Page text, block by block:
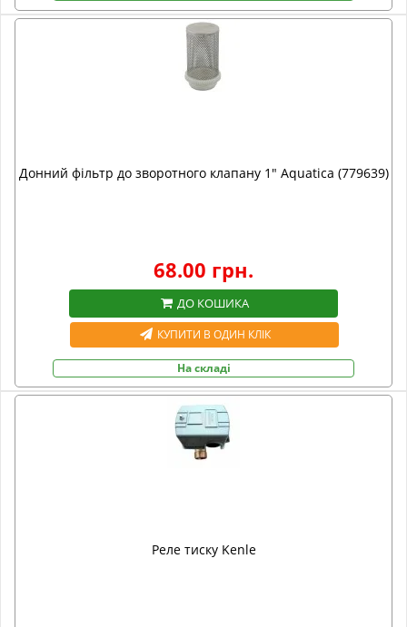
Донний фільтр до зворотного клапану 1" Aquatica (779639)
68.00 грн.
ДО КОШИКА
КУПИТИ В ОДИН КЛІК
На складі
Реле тиску Kenle